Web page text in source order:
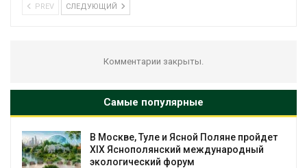
PREV СЛЕДУЮЩИЙ
Комментарии закрыты.
Самые популярные
В Москве, Туле и Ясной Поляне пройдет
XIX Яснополянский международный
экологический форум